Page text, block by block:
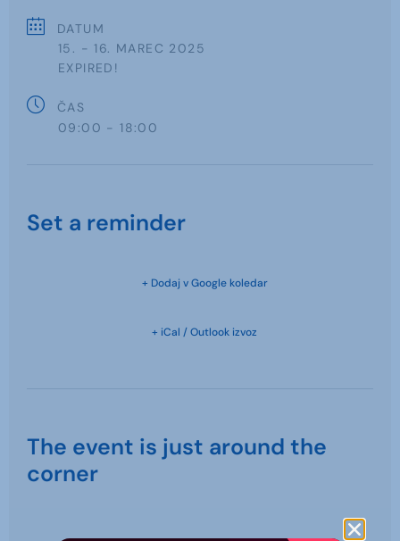
DATUM
15. - 16. MAREC 2025
EXPIRED!
ČAS
09:00 - 18:00
Set a reminder
+ Dodaj v Google koledar
+ iCal / Outlook izvoz
The event is just around the
corner